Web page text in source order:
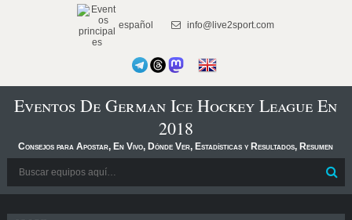
español info@live2sport.com
Eventos De German Ice Hockey League En
2018
Consejos para Apostar, En Vivo, Dónde Ver, Estadísticas y Resultados, Resumen